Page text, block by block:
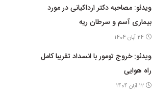
ویدئو: مصاحبه دکتر ارداکیانی در مورد
بیماری آسم و سرطان ریه
24 آبان 1404
ویدئو: خروج تومور با انسداد تقریبا کامل
راه هوایی
12 آبان 1404